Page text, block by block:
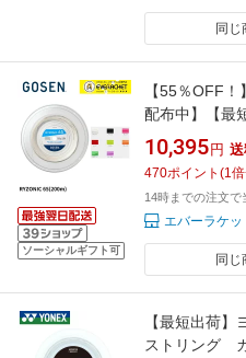
同じ
ソーシャルギフト可
【55％OFF
配布中】【最
ントンストリ
65 BSRY652
10,395 円
470ポイント (1
14時までの注文
エバーラケ
同じ
【最短出荷
ストリング